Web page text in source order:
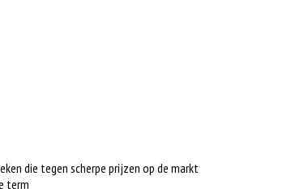
die tegen scherpe prijzen op de markt
term